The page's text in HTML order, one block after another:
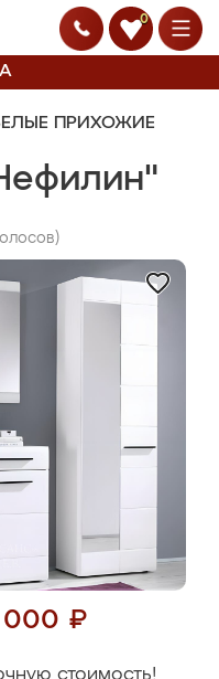
0
ПРИХОЖИЕ
000 ₽
стоимость!